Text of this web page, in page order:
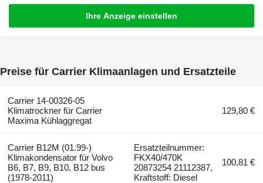
Ihre Anzeige einstellen
Preise für Carrier Klimaanlagen und Ersatzteile
Carrier 14-00326-05
Klimatrockner für Carrier
Maxima Kühlaggregat
129,80 €
Carrier B12M (01.99-)
Klimakondensator für Volvo
B6, B7, B9, B10, B12 bus
(1978-2011)
Ersatzteilnummer:
FKX40/470K
20873254 21112387,
Kraftstoff: Diesel
100,81 €